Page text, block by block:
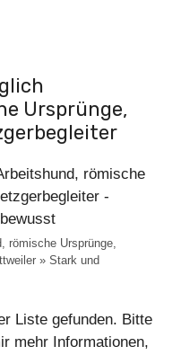
Ursprünge,
römische Ursprünge,
» Stark und
Liste gefunden. Bitte
mehr Informationen,